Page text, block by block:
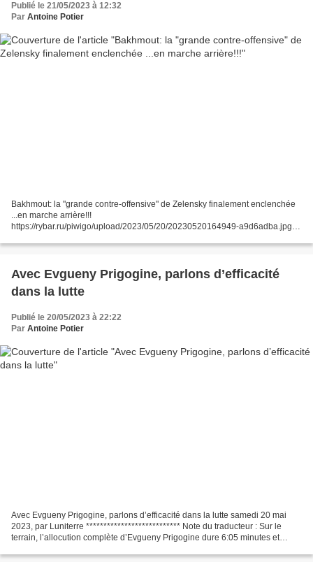
Publié le 21/05/2023 à 12:32
Par Antoine Potier
Bakhmout: la "grande contre-offensive" de Zelensky finalement enclenchée
...en marche arrière!!!
https://rybar.ru/piwigo/upload/2023/05/20/20230520164949-a9d6adba.jpg
ville, les...
Avec Evgueny Prigogine, parlons d’efficacité
dans la lutte
Publié le 20/05/2023 à 22:22
Par Antoine Potier
Avec Evgueny Prigogine, parlons d’efficacité dans la lutte samedi 20 mai
2023, par Luniterre *************************** Note du traducteur : Sur le
terrain, l’allocution complète d’Evgueny Prigogine dure 6:05 minutes et